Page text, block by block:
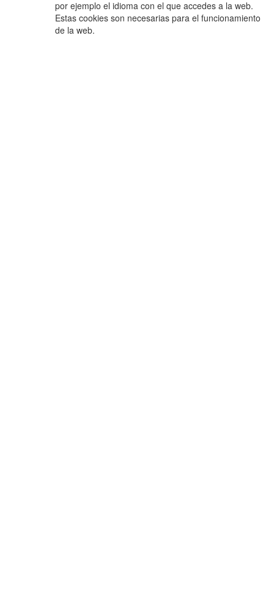
por ejemplo el idioma con el que accedes a la web.
Estas cookies son necesarias para el funcionamiento
de la web.